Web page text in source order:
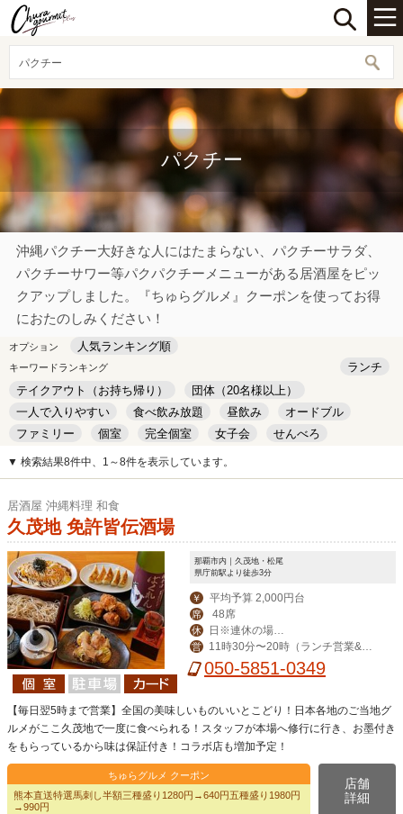
パクチー
パクチー
沖縄パクチー大好きな人にはたまらない、パクチーサラダ、
パクチーサワー等パクパクチーメニューがある居酒屋をピッ
クアップしました。『ちゅらグルメ』クーポンを使ってお得
におたのしみください！
オプション 人気ランキング順
キーワードランキング
ランチ
テイクアウト（お持ち帰り）
団体（20名様以上）
一人で入りやすい
食べ飲み放題 昼飲み
オードブル
ファミリー
個室 完全個室 女子会
せんべろ
キッズルーム
安い デート
▼ 検索結果8件中、1～8件を表示しています。
居酒屋 沖縄料理 和食
久茂地 免許皆伝酒場
那覇市内｜久茂地・松尾
県庁前駅より徒歩3分
￥ 平均予算 2,000円台
席 48席
休
は翌日
営
11時30分〜20時（ランチ営業&昼
飲み対応）
050-5851-0349
【毎日翌5時まで営業】全国の美味しいものいいとこどり！日本各地のご当地グ
ルメがここ久茂地で一度に食べられる！スタッフが本場へ修行に行き、お墨付き
をもらっているから味は保証付き！コラボ店も増加予定！
ちゅらグルメ クーポン
熊本直送特選馬刺し半額三種盛り1280円→640円五種盛り1980円
→990円
店舗
詳細